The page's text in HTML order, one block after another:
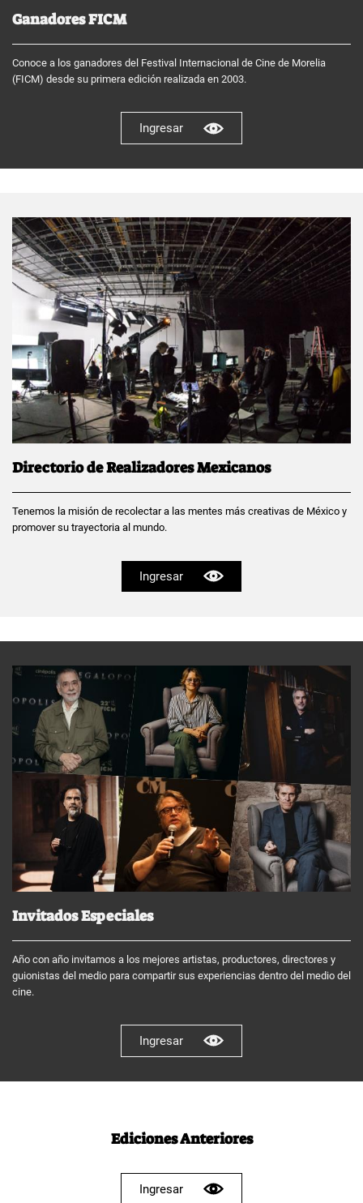
Ganadores FICM
Conoce a los ganadores del Festival Internacional de Cine de Morelia
(FICM) desde su primera edición realizada en 2003.
Ingresar
Directorio de Realizadores Mexicanos
Tenemos la misión de recolectar a las mentes más creativas de México y
promover su trayectoria al mundo.
Ingresar
Invitados Especiales
Año con año invitamos a los mejores artistas, productores, directores y
guionistas del medio para compartir sus experiencias dentro del medio del
cine.
Ingresar
Ediciones Anteriores
Ingresar